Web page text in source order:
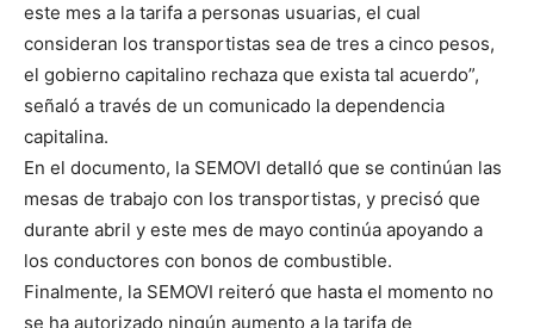
este mes a la tarifa a personas usuarias, el cual
consideran los transportistas sea de tres a cinco pesos,
el gobierno capitalino rechaza que exista tal acuerdo”,
señaló a través de un comunicado la dependencia
capitalina.
En el documento, la SEMOVI detalló que se continúan las
mesas de trabajo con los transportistas, y precisó que
durante abril y este mes de mayo continúa apoyando a
los conductores con bonos de combustible.
Finalmente, la SEMOVI reiteró que hasta el momento no
se ha autorizado ningún aumento a la tarifa de